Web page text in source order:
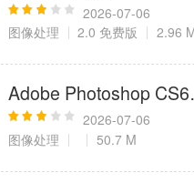
2026-07-06
图像处理
2.0 免费版 2.96
Adobe Photoshop
2026-07-06
图像处理
50.7 M